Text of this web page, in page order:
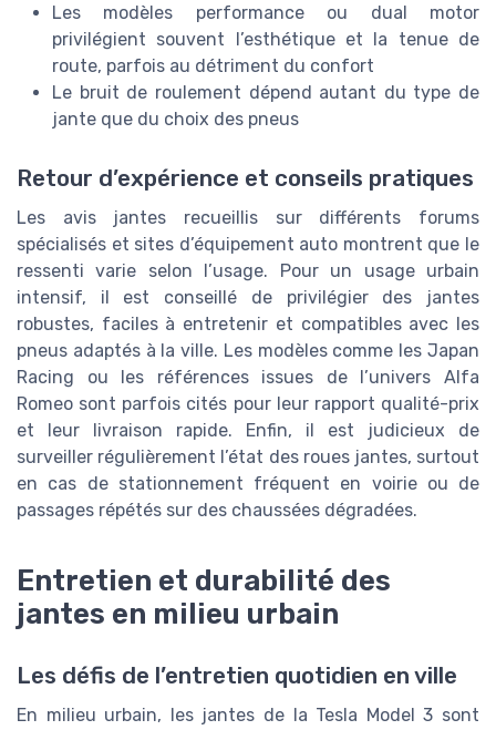
Les modèles performance ou dual motor
privilégient souvent l’esthétique et la tenue de
route, parfois au détriment du confort
Le bruit de roulement dépend autant du type de
jante que du choix des pneus
Retour d’expérience et conseils pratiques
Les avis jantes recueillis sur différents forums
spécialisés et sites d’équipement auto montrent que le
ressenti varie selon l’usage. Pour un usage urbain
intensif, il est conseillé de privilégier des jantes
robustes, faciles à entretenir et compatibles avec les
pneus adaptés à la ville. Les modèles comme les Japan
Racing ou les références issues de l’univers Alfa
Romeo sont parfois cités pour leur rapport qualité-prix
et leur livraison rapide. Enfin, il est judicieux de
surveiller régulièrement l’état des roues jantes, surtout
en cas de stationnement fréquent en voirie ou de
passages répétés sur des chaussées dégradées.
Entretien et durabilité des
jantes en milieu urbain
Les défis de l’entretien quotidien en ville
En milieu urbain, les jantes de la Tesla Model 3 sont